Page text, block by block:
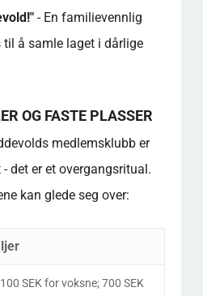
- En familievennlig
å samle laget i dårlige
OG FASTE PLASSER
medlemsklubb er
det er et overgangsritual.
kan glede seg over:
SEK for voksne; 700 SEK